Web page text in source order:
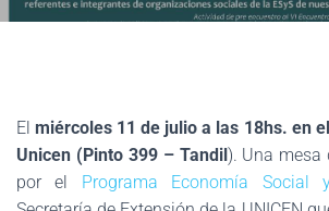
Elmiércoles 11 de julio a las 18hs. en
Unicen (Pinto 399 – Tandil). Una mesa
por el Programa Economía Social